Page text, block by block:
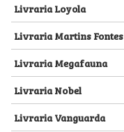
Livraria Loyola
Livraria Martins Fontes
Livraria Megafauna
Livraria Nobel
Livraria Vanguarda